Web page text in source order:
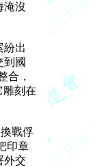
淹沒
紛出
到國
合，
雕刻在
戰俘
印章
外交